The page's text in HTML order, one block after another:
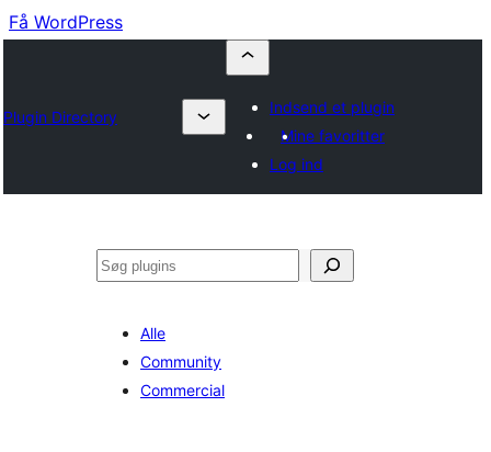
Få WordPress
Plugin Directory
Indsend et plugin
Mine favoritter
Log ind
Søg
Alle
Community
Commercial